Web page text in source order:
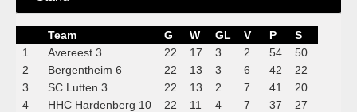
Team G W GL V P
S
1
Avereest 3 22 17 3 2 54
50
2
Bergentheim 6 22 13 3 6 42
22
3
SC Lutten 3 22 13 2 7 41
20
4
HHC Hardenberg 10 22 11 4 7 37
27